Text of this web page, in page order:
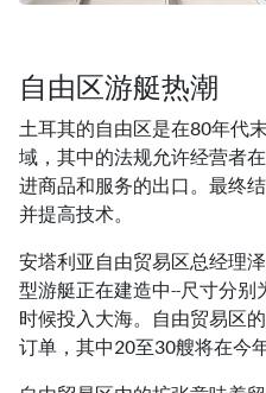
自由区游艇热潮
土耳其的自由区是在80年代
域，其中的法规允许经营者
进商品和服务的出口。最终
并提高技术。
安塔利亚自由贸易区总经理
型游艇正在建造中--尺寸分
时候投入大海。自由贸易区
订单，其中20至30艘将在今